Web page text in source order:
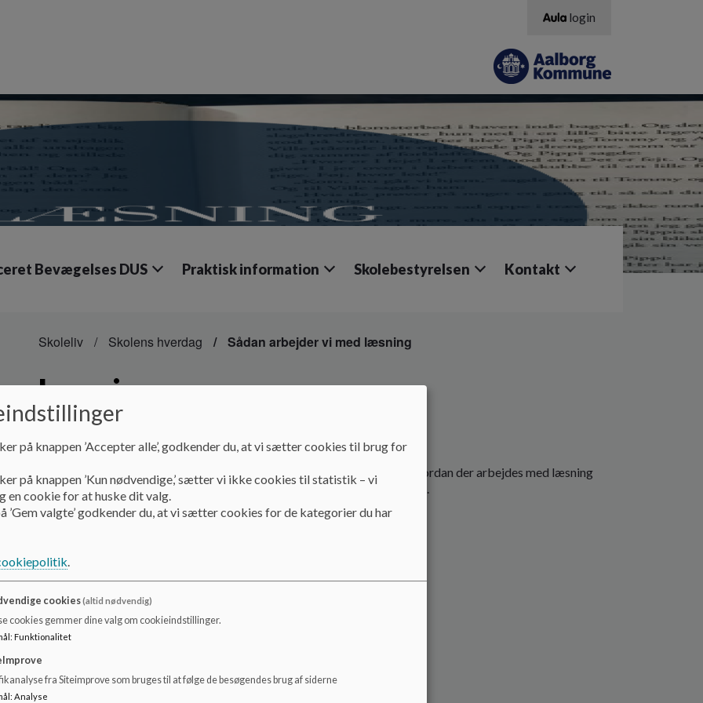
login
Bevægelses DUS Praktisk information Skolebestyrelsen Kontakt
Skoleliv Skolens hverdag Sådan arbejder vi med læsning
Læsning
Sådan arbejdes der med læsning - skolens læsepolitik.
Læsepolitikken
beskriver arbejdet med læsning generelt, men også hvordan der arbejdes med læsning
for elever med læsevanskeligheder og elever med dansk som andetsprog.
på knappen ’Accepter alle’, godkender du, at vi sætter cookies til brug for
på knappen ’Kun nødvendige,’ sætter vi ikke cookies til statistik – vi
en cookie for at huske dit valg.
’Gem valgte’ godkender du, at vi sætter cookies for de kategorier du har
.
cookies(altid nødvendig)
cookies gemmer dine valg om cookieindstillinger.
: Funktionalitet
fra Siteimprove som bruges til at følge de besøgendes brug af siderne
: Analyse